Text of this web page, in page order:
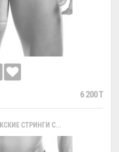
6 200 T
СТРИНГИ С...